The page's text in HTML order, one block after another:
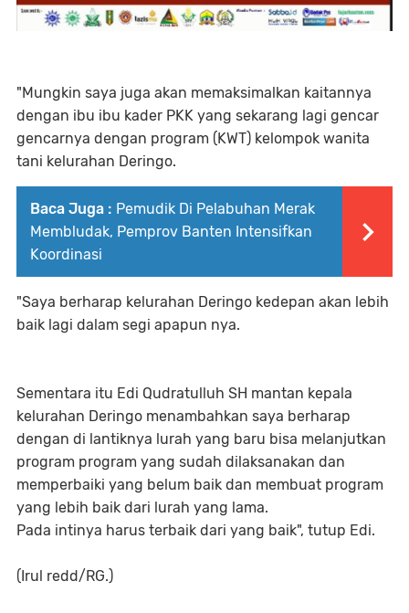
"Mungkin saya juga akan memaksimalkan kaitannya
dengan ibu ibu kader PKK yang sekarang lagi gencar
gencarnya dengan program (KWT) kelompok wanita
tani kelurahan Deringo.
Baca Juga : Pemudik Di Pelabuhan Merak
Membludak, Pemprov Banten Intensifkan
Koordinasi
"Saya berharap kelurahan Deringo kedepan akan lebih
baik lagi dalam segi apapun nya.
Sementara itu Edi Qudratulluh SH mantan kepala
kelurahan Deringo menambahkan saya berharap
dengan di lantiknya lurah yang baru bisa melanjutkan
program program yang sudah dilaksanakan dan
memperbaiki yang belum baik dan membuat program
yang lebih baik dari lurah yang lama.
Pada intinya harus terbaik dari yang baik", tutup Edi.
(Irul redd/RG.)